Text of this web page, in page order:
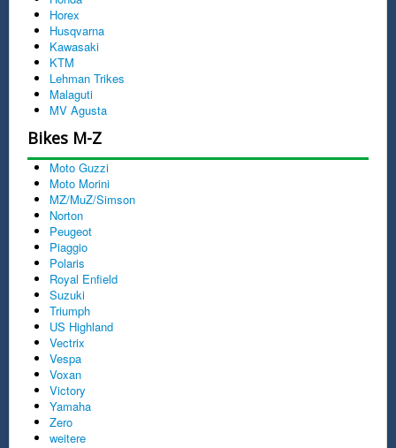
Horex
Husqvarna
Kawasaki
KTM
Lehman Trikes
Malaguti
MV Agusta
Bikes M-Z
Moto Guzzi
Moto Morini
MZ/MuZ/Simson
Norton
Peugeot
Piaggio
Polaris
Royal Enfield
Suzuki
Triumph
US Highland
Vectrix
Vespa
Voxan
Victory
Yamaha
Zero
weitere